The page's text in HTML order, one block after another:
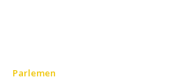
Parlemen